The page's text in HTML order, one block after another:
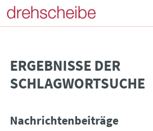
­ERGEBNISSE DER
SCHLAGWORTSUCHE
Nachrichtenbeiträge